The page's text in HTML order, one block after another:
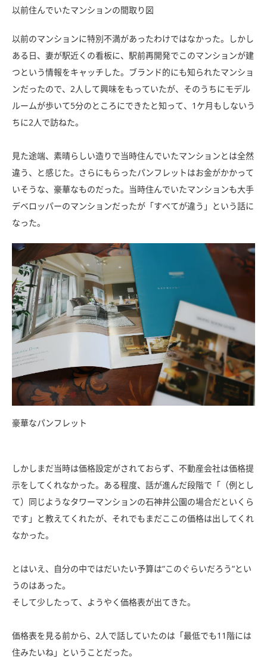
以前住んでいたマンションの間取り図
以前のマンションに特別不満があったわけではなかった。しかし
ある日、妻が駅近くの看板に、駅前再開発でこのマンションが建
つという情報をキャッチした。ブランド的にも知られたマンショ
ンだったので、2人して興味をもっていたが、そのうちにモデル
ルームが歩いて5分のところにできたと知って、1ケ月もしないう
ちに2人で訪ねた。
見た途端、素晴らしい造りで当時住んでいたマンションとは全然
違う、と感じた。さらにもらったパンフレットはお金がかかって
いそうな、豪華なものだった。当時住んでいたマンションも大手
デベロッパーのマンションだったが「すべてが違う」という話に
なった。
豪華なパンフレット
しかしまだ当時は価格設定がされておらず、不動産会社は価格提
示をしてくれなかった。ある程度、話が進んだ段階で「（例とし
て）同じようなタワーマンションの石神井公園の場合だといくら
です」と教えてくれたが、それでもまだここの価格は出してくれ
なかった。
とはいえ、自分の中ではだいたい予算は“このぐらいだろう“とい
うのはあった。
そして少したって、ようやく価格表が出てきた。
価格表を見る前から、2人で話していたのは「最低でも11階には
住みたいね」ということだった。